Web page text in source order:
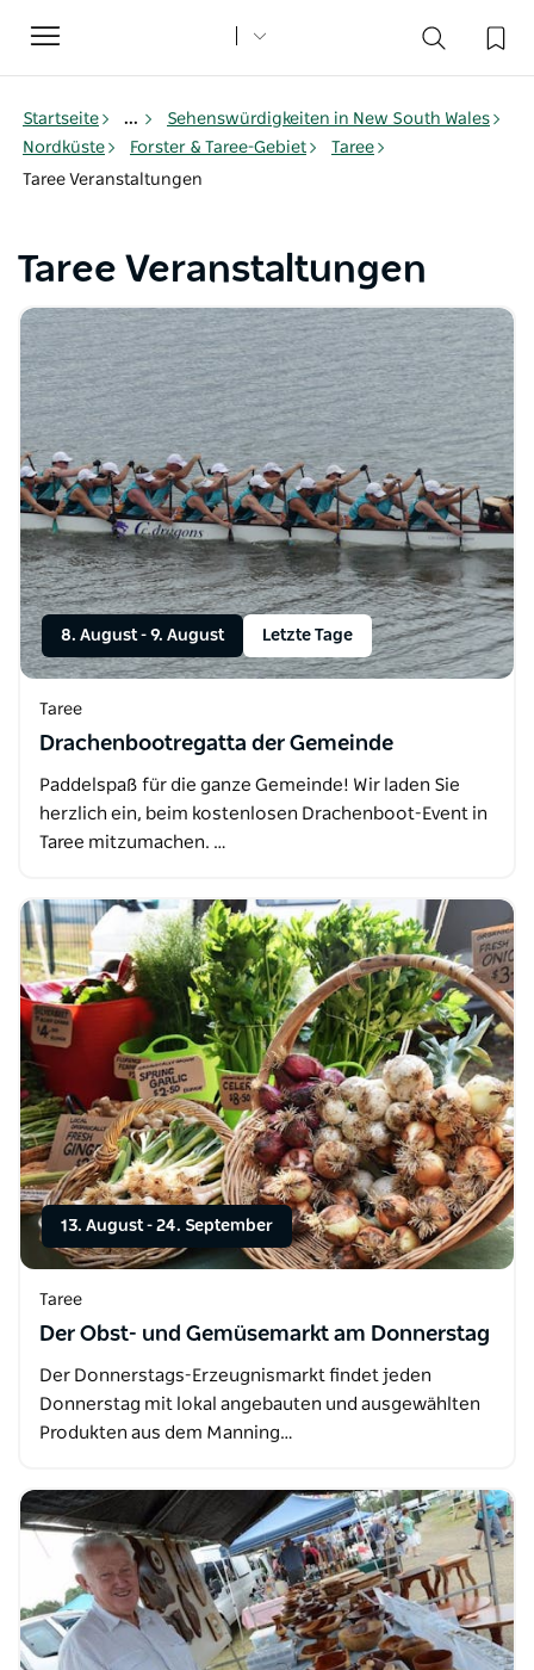
Toggle
navigation
Startseite ...
Sehenswürdigkeiten in New South Wales
Nordküste
Forster & Taree-Gebiet
Taree
Taree Veranstaltungen
Taree Veranstaltungen
8. August - 9. August Letzte Tage
Taree
Drachenbootregatta der Gemeinde
Paddelspaß für die ganze Gemeinde! Wir laden Sie
herzlich ein, beim kostenlosen Drachenboot-Event in
Taree mitzumachen. …
13. August- 24. September
Taree
Der Obst- und Gemüsemarkt am Donnerstag
Der Donnerstags-Erzeugnismarkt findet jeden
Donnerstag mit lokal angebauten und ausgewählten
Produkten aus dem Manning…